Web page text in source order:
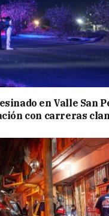
en Valle San
con carreras